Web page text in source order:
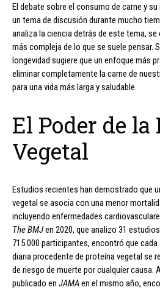
El debate sobre el consumo de carne y
un tema de discusión durante mucho
analiza la ciencia detrás de este tema, se
más compleja de lo que se suele pensar.
longevidad sugiere que un enfoque más
eliminar completamente la carne de
para una vida más larga y saludable.
El Poder de la
Vegetal
Estudios recientes han demostrado que
vegetal se asocia con una menor
incluyendo enfermedades
The BMJen 2020, que analizo 31
715.000 participantes, encontró que
diaria procedente de proteína vegetal se
de riesgo de muerte por cualquier causa.
publicado en JAMAen el mismo año,